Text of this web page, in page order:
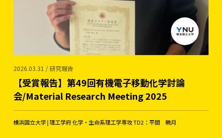
2026.03.31 / 研究報告
【受賞報告】第49回有機電子移動化学討論
会/Material Research Meeting 2025
横浜国立大学 | 理工学府 化学・生命系理工学専攻 TD2：平間 暁月